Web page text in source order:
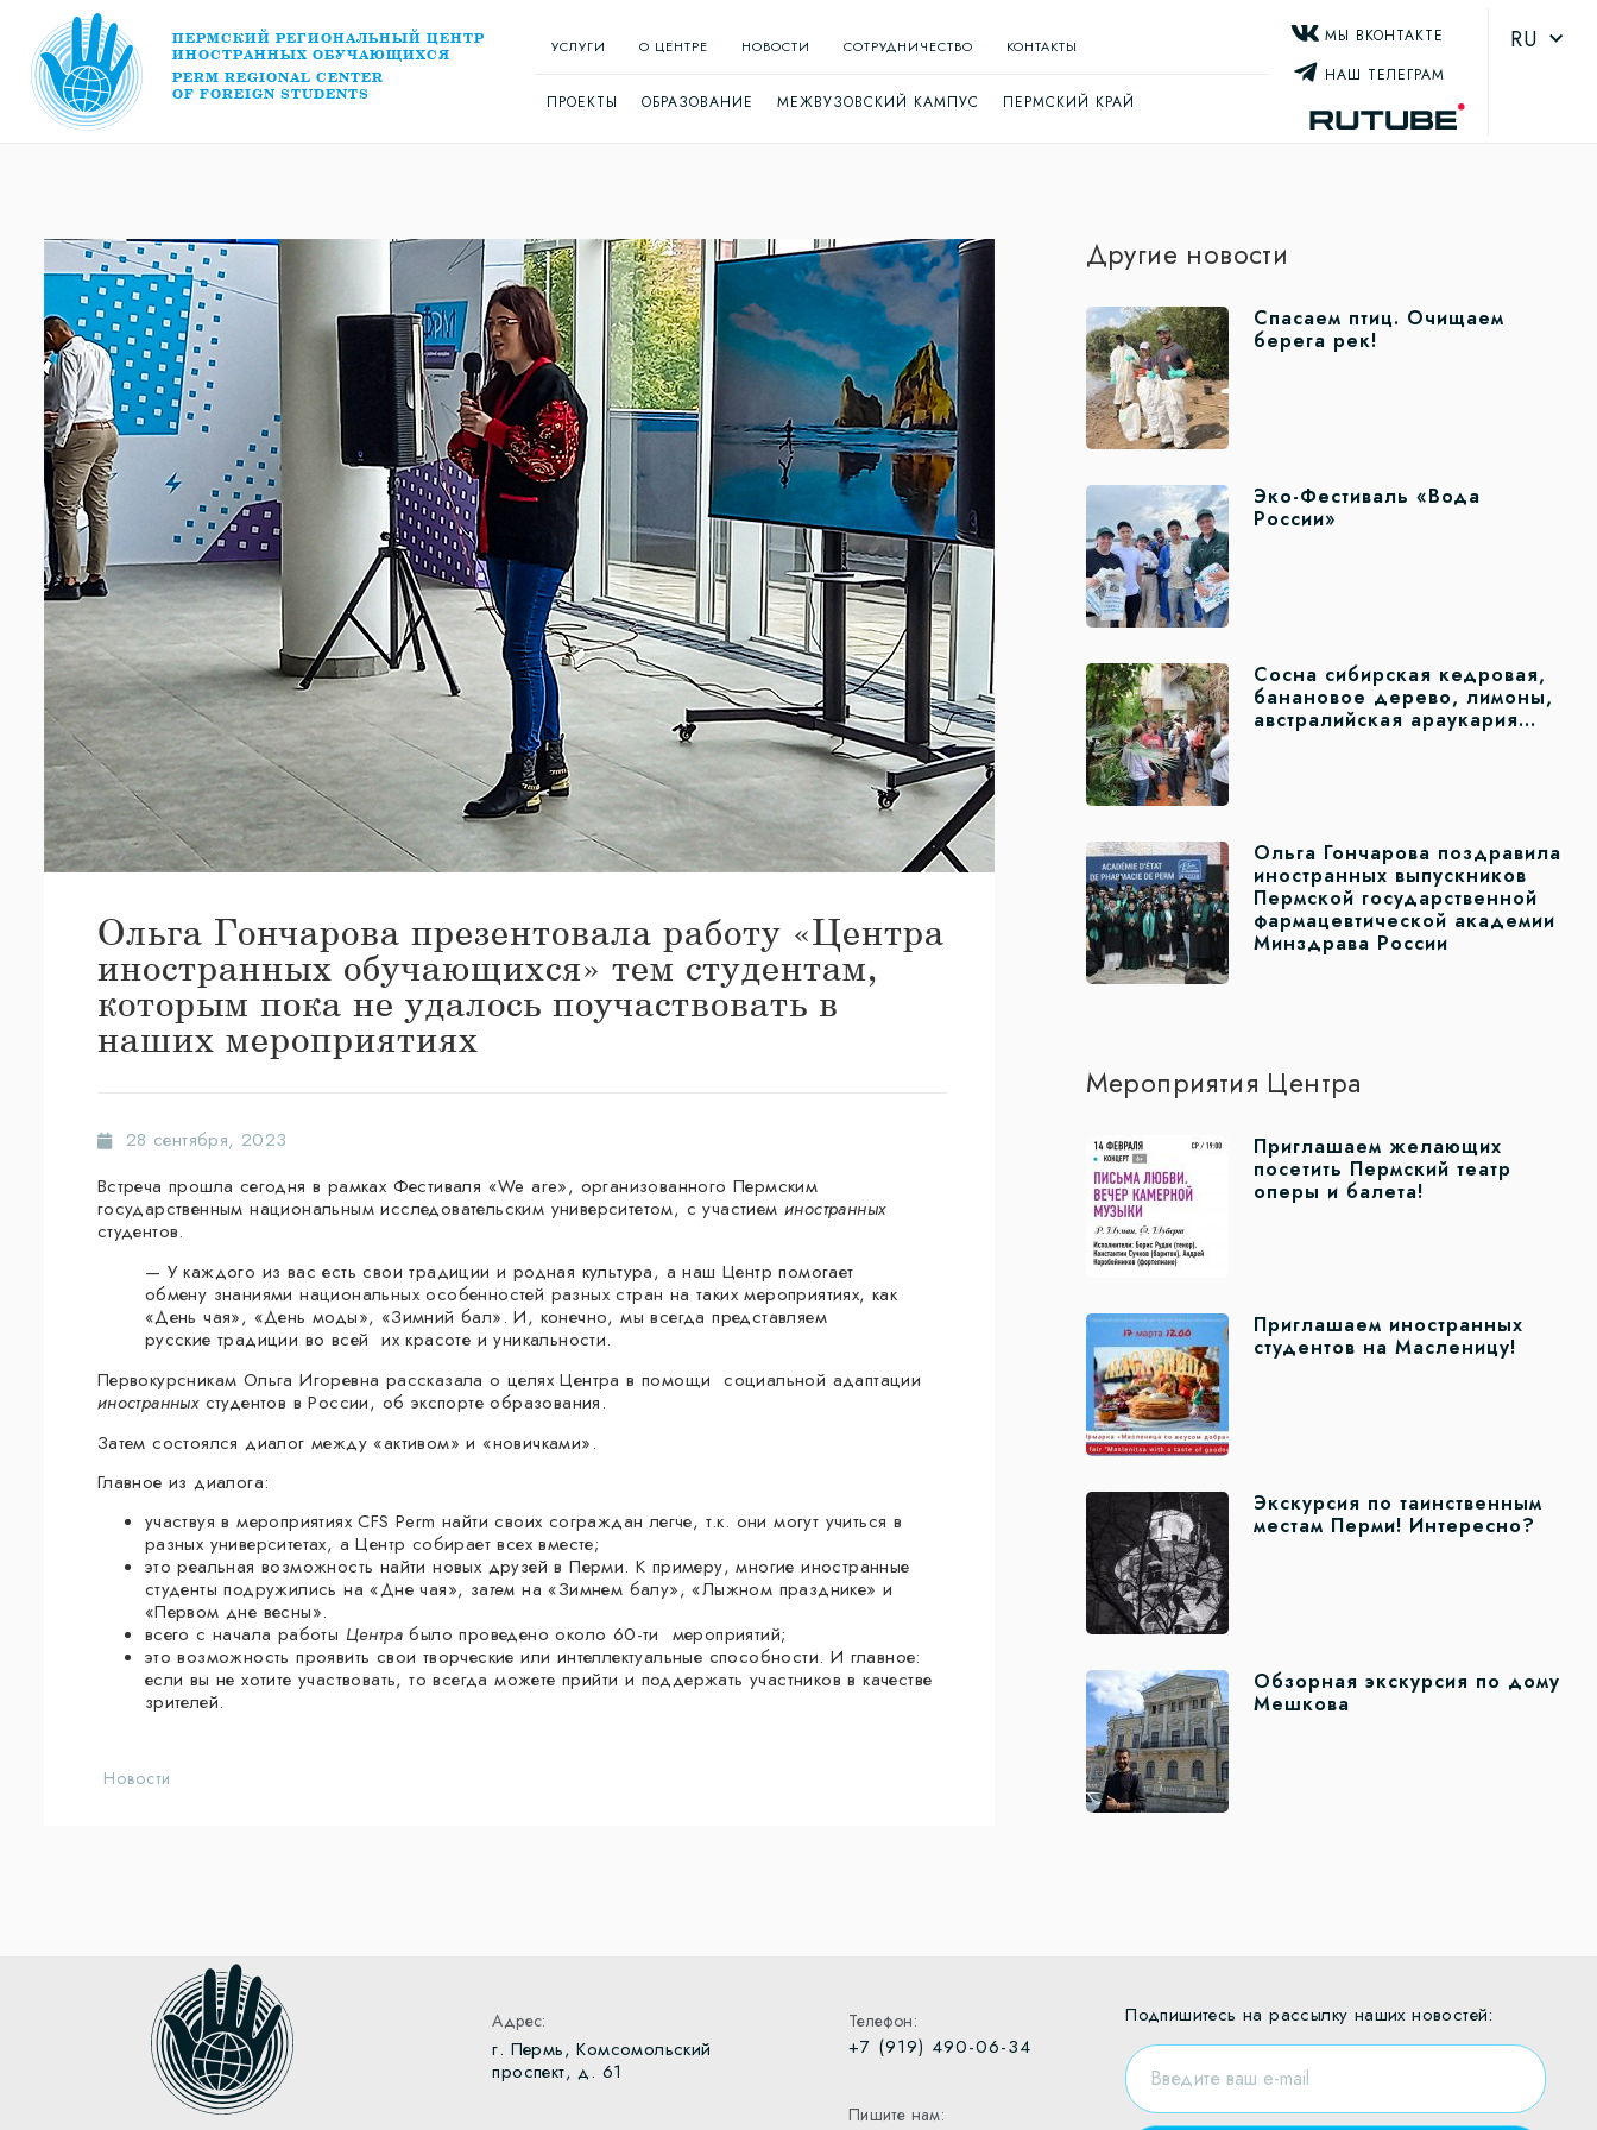
ПЕРМСКИЙ РЕГИОНАЛЬНЫЙ ЦЕНТР
ИНОСТРАННЫХ ОБУЧАЮЩИХСЯ
PERM REGIONAL CENTER
OF FOREIGN STUDENTS
УСЛУГИ О ЦЕНТРЕ НОВОСТИ СОТРУДНИЧЕСТВО КОНТАКТЫ
ПРОЕКТЫ ОБРАЗОВАНИЕ МЕЖВУЗОВСКИЙ КАМПУС ПЕРМСКИЙ КРАЙ
МЫ ВКОНТАКТЕ
НАШ ТЕЛЕГРАМ
RU
Ольга Гончарова презентовала работу «Центра
иностранных обучающихся» тем студентам,
которым пока не удалось поучаствовать в
наших мероприятиях
28 сентября, 2023
Встреча прошла сегодня в рамках Фестиваля «We are», организованного Пермским
государственным национальным исследовательским университетом, с участием иностранных
студентов.
— У каждого из вас есть свои традиции и родная культура, а наш Центр помогает
обмену знаниями национальных особенностей разных стран на таких мероприятиях, как
«День чая», «День моды», «Зимний бал». И, конечно, мы всегда представляем
русские традиции во всей их красоте и уникальности.
Первокурсникам Ольга Игоревна рассказала о целях Центра в помощи социальной адаптации
иностранныхстудентов в России, об экспорте образования.
Затем состоялся диалог между «активом» и «новичками».
Главное из диалога:
участвуя в мероприятиях CFS Perm найти своих сограждан легче, т.к. они могут учиться в
разных университетах, а Центр собирает всех вместе;
это реальная возможность найти новых друзей в Перми. К примеру, многие иностранные
студенты подружились на «Дне чая», затем на «Зимнем балу», «Лыжном празднике» и
«Первом дне весны».
всего с начала работы Центра было проведено около 60-ти мероприятий;
это возможность проявить свои творческие или интеллектуальные способности. И главное:
если вы не хотите участвовать, то всегда можете прийти и поддержать участников в качестве
зрителей.
Новости
Другие новости
Спасаем птиц. Очищаем
берега рек!
Эко-Фестиваль «Вода
России»
Сосна сибирская кедровая,
банановое дерево, лимоны,
австралийская араукария…
Ольга Гончарова поздравила
иностранных выпускников
Пермской государственной
фармацевтической академии
Минздрава России
Мероприятия Центра
Приглашаем желающих
посетить Пермский театр
оперы и балета!
Приглашаем иностранных
студентов на Масленицу!
Экскурсия по таинственным
местам Перми! Интересно?
Обзорная экскурсия по дому
Мешкова
Адрес:
г. Пермь, Комсомольский
проспект, д. 61
Телефон:
+7 (919) 490-06-34
Пишите нам:
Подпишитесь на рассылку наших новостей: